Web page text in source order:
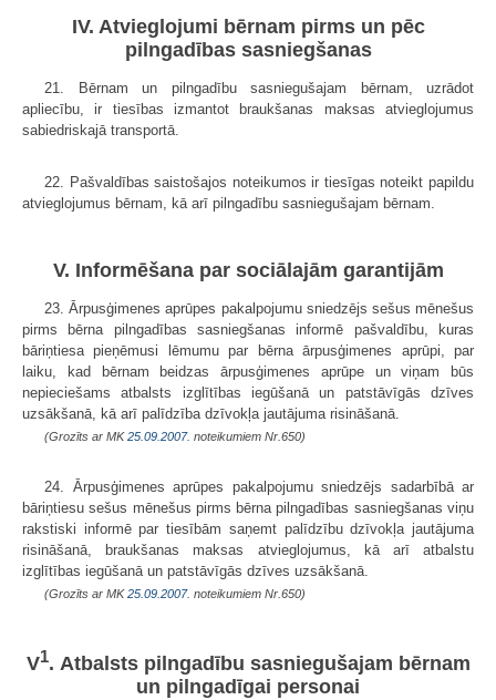
IV. Atvieglojumi bērnam pirms un pēc
pilngadības sasniegšanas
21. Bērnam un pilngadību sasniegušajam bērnam, uzrādot
apliecību, ir tiesības izmantot braukšanas maksas atvieglojumus
sabiedriskajā transportā.
22. Pašvaldības saistošajos noteikumos ir tiesīgas noteikt papildu
atvieglojumus bērnam, kā arī pilngadību sasniegušajam bērnam.
V. Informēšana par sociālajām garantijām
23. Ārpusģimenes aprūpes pakalpojumu sniedzējs sešus mēnešus
pirms bērna pilngadības sasniegšanas informē pašvaldību, kuras
bāriņtiesa pieņēmusi lēmumu par bērna ārpusģimenes aprūpi, par
laiku, kad bērnam beidzas ārpusģimenes aprūpe un viņam būs
nepieciešams atbalsts izglītības iegūšanā un patstāvīgās dzīves
uzsākšanā, kā arī palīdzība dzīvokļa jautājuma risināšanā.
(Grozīts ar MK25.09.2007. noteikumiem Nr.650)
24. Ārpusģimenes aprūpes pakalpojumu sniedzējs sadarbībā ar
bāriņtiesu sešus mēnešus pirms bērna pilngadības sasniegšanas viņu
rakstiski informē par tiesībām saņemt palīdzību dzīvokļa jautājuma
risināšanā, braukšanas maksas atvieglojumus, kā arī atbalstu
izglītības iegūšanā un patstāvīgās dzīves uzsākšanā.
(Grozīts ar MK25.09.2007. noteikumiem Nr.650)
V1. Atbalsts pilngadību sasniegušajam bērnam
un pilngadīgai personai